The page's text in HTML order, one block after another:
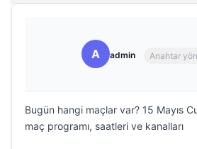
A admin Anahtar
Bugün hangi maçlar var? 15 Mayıs
maç programı, saatleri ve kanalları